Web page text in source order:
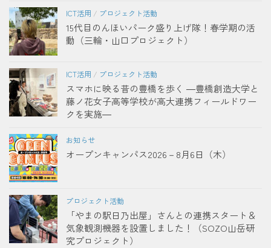
ICT活用 / プロジェクト活動
15代目のんほいパーク盛り上げ隊！春学期の活
動（三輪・山口プロジェクト）
ICT活用 / プロジェクト活動
スマホに映る昔の豊橋を歩く ―豊橋創造大学と
藤ノ花女子高等学校が高大連携フィールドワー
クを実施―
お知らせ
オープンキャンパス2026－8月6日（木）
プロジェクト活動
「やまの駅日乃出屋」さんとの連携スタート＆
気象観測機器を設置しました！（SOZO山岳研
究プロジェクト）